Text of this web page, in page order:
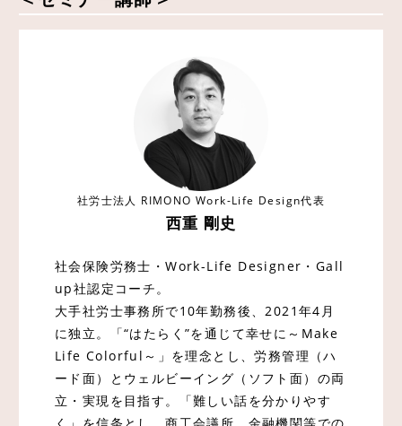
社労士法人 RIMONO Work-Life Design代表
西重 剛史
社会保険労務士・Work-Life Designer・Gall
up社認定コーチ。
大手社労士事務所で10年勤務後、2021年4月
に独立。「“はたらく”を通じて幸せに～Make
Life Colorful～」を理念とし、労務管理（ハ
ード面）とウェルビーイング（ソフト面）の両
立・実現を目指す。「難しい話を分かりやす